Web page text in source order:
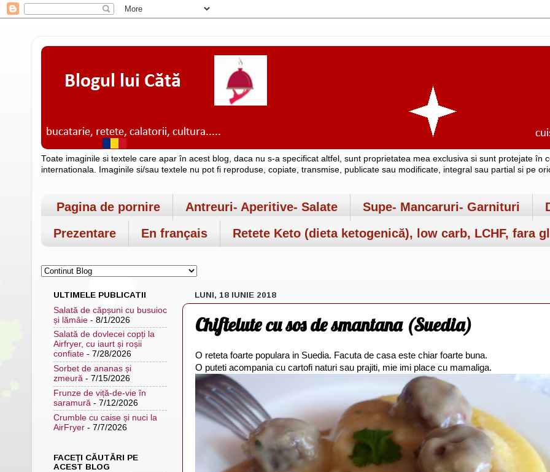
Toate imaginile si textele care apar în acest blog, daca nu s-a specificat altfel, sunt proprietatea mea exclusiva si sunt protejate în
internationala. Imaginile si/sau textele nu pot fi reproduse, copiate, transmise, publicate sau modificate, integral sau partial si pe
Pagina de pornire Antreuri- Aperitive- Salate Supe- Mancaruri- Garnituri
Prezentare
En français Retete Keto (dieta ketogenică), low carb, LCHF, fara
LUNI, 18 IUNIE 2018
Chiftelute cu sos de smantana (Suedia)
O reteta foarte populara in Suedia. Facuta de casa este chiar foarte buna.
O puteti acompania cu cartofi naturi sau prajiti, mie imi place cu mamaliga.
ULTIMELE PUBLICATII
Salată de căpșuni cu busuioc
și lămâie - 8/1/2026
Salată de dovlecei copți la
Airfryer, cu iaurt și roșii
confiate - 7/28/2026
Sorbet de ananas și
zmeură - 7/15/2026
Frunze de viță-de-vie în
saramură - 7/12/2026
Crumble cu caise și nuci la
AirFryer - 7/7/2026
FACEȚI CĂUTĂRI PE
ACEST BLOG